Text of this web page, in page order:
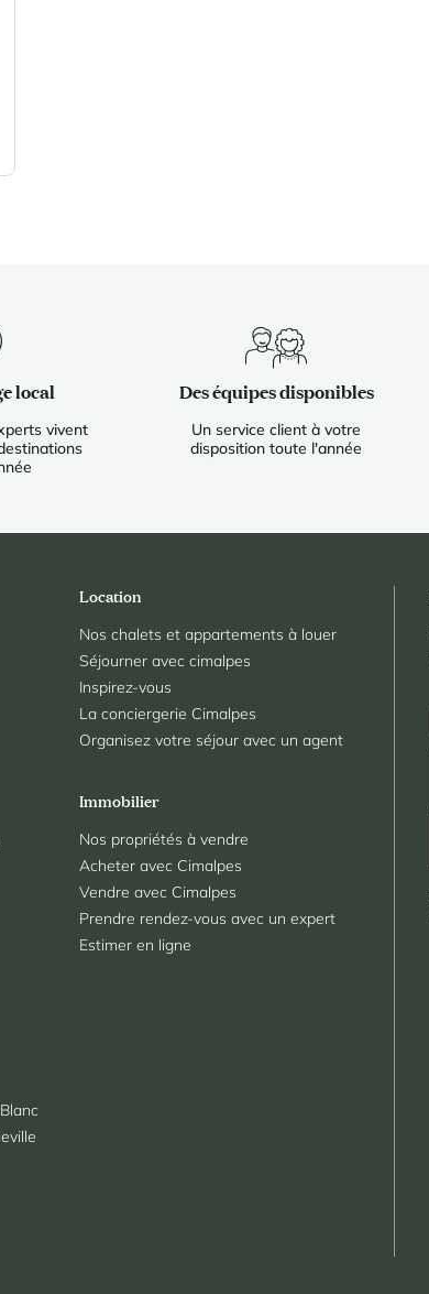
local
vivent
Des équipes disponibles
Un service client à votre
disposition toute l'année
Location
Nos chalets et appartements à louer
Séjourner avec cimalpes
Inspirez-vous
La conciergerie Cimalpes
Organisez votre séjour avec un agent
Immobilier
Nos propriétés à vendre
Acheter avec Cimalpes
Vendre avec Cimalpes
Prendre rendez-vous avec un expert
Estimer en ligne